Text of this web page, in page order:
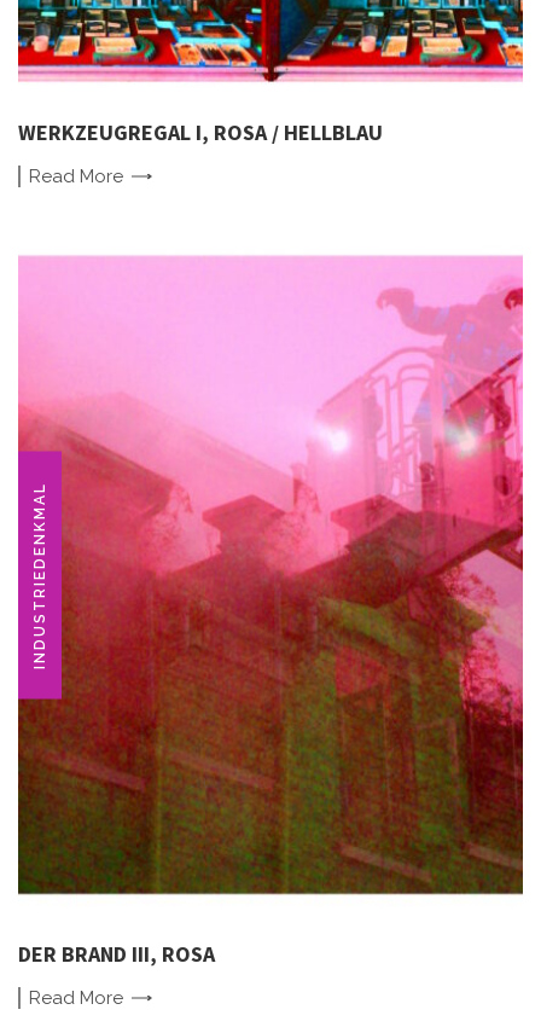
WERKZEUGREGAL I, ROSA / HELLBLAU
Read More
INDUSTRIEDENKMAL
DER BRAND III, ROSA
Read More